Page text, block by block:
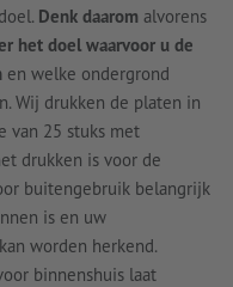
Denk daarom alvorens
het doel waarvoor u de
en welke ondergrond
Wij drukken de platen in
van 25 stuks met
drukken is voor de
buitengebruik belangrijk
is en uw
worden herkend.
binnenshuis laat